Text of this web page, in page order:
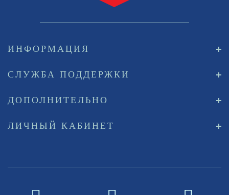
ИНФОРМАЦИЯ
СЛУЖБА ПОДДЕРЖКИ
ДОПОЛНИТЕЛЬНО
ЛИЧНЫЙ КАБИНЕТ